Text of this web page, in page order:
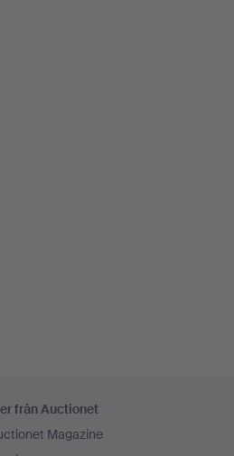
från Auctionet
Magazine